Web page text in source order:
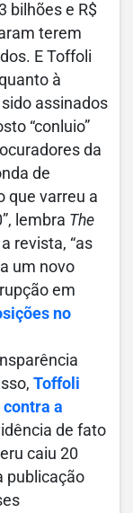
bilhões e R$
terem
E Toffoli
à
assinados
“conluio”
da
de
que varreu a
lembra The
revista, “as
um novo
em
no
Toffoli
a
de fato
caiu 20
publicação